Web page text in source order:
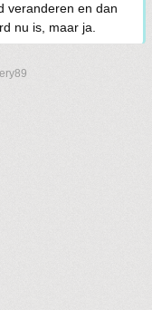
veranderen en dan
nu is, maar ja.